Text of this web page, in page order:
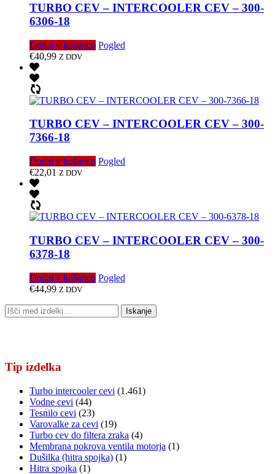
TURBO CEV – INTERCOOLER CEV – 300-
6306-18
Dodaj v košarico Pogled
€40,99 Z DDV
TURBO CEV – INTERCOOLER CEV – 300-
7366-18
Dodaj v košarico Pogled
€22,01 Z DDV
TURBO CEV – INTERCOOLER CEV – 300-
6378-18
Dodaj v košarico Pogled
€44,99 Z DDV
Išči: Iskanje
Tip izdelka
Turbo intercooler cevi (1.461)
Vodne cevi (44)
Tesnilo cevi (23)
Varovalke za cevi (19)
Turbo cev do filtera zraka (4)
Membrana pokrova ventila motorja (1)
Dušilka (hitra spojka) (1)
Hitra spojka (1)